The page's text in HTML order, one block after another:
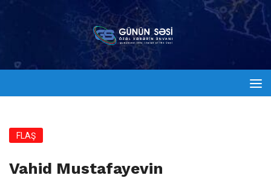
FLAŞ
Vahid Mustafayevin